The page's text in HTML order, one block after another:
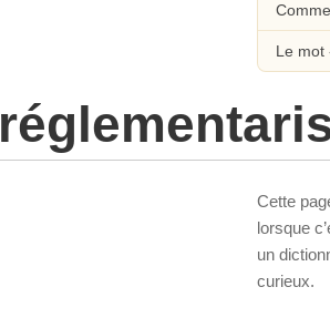
Le mot
Cette
lorsque
un
curieux.